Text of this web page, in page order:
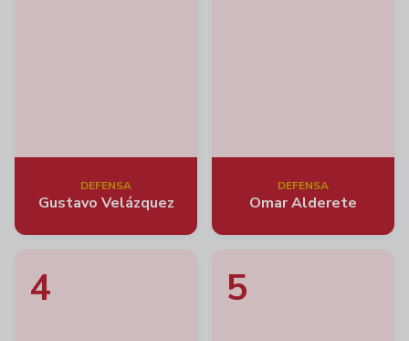
DEFENSA
Gustavo Velázquez
DEFENSA
Omar Alderete
4 5